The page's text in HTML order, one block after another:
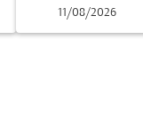
11/08/2026